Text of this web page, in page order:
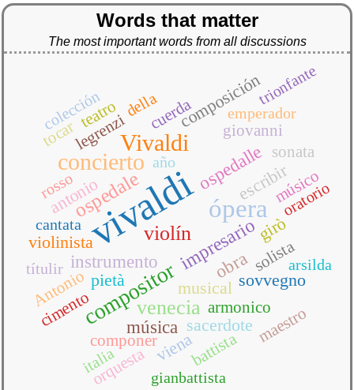
Words that matter
The most important words from all discussions
vivaldi ópera
Vivaldi
concierto
compositor
venecia
violín
ospedale
impresario
instrumento
música
obra
ospedalle
antonio
composición
escribir
girò
musical
pietà
sacerdote
sovvegno
viena
violinista
Antonio armonico
battista
cimento
componer
cuerda giovanni
legrenzi
maestro
músico
orquesta
solista
sonata
teatro
tocar
arsilda
año
cantata
colección della emperador
gianbattista
italia
oratorio
rosso
trionfante
títulir